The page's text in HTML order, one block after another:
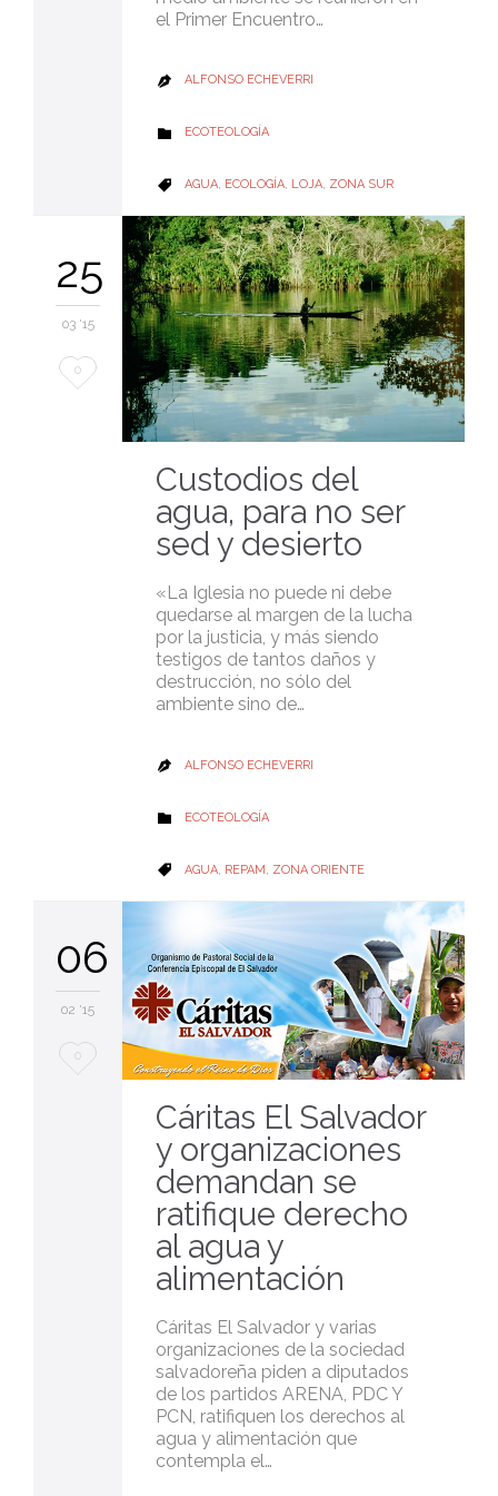
el Primer Encuentro…
 ALFONSO ECHEVERRI
 CATEGORY
ECOTEOLOGÍA
 CATEGORY
AGUA, ECOLOGÍA, LOJA, ZONA SUR
25
03 '15
Love
0
Custodios del
agua, para no ser
sed y desierto
«La Iglesia no puede ni debe
quedarse al margen de la lucha
por la justicia, y más siendo
testigos de tantos daños y
destrucción, no sólo del
ambiente sino de…
 ALFONSO ECHEVERRI
 CATEGORY
ECOTEOLOGÍA
 CATEGORY
AGUA, REPAM, ZONA ORIENTE
06
02 '15
Love
0
Cáritas El Salvador
y organizaciones
demandan se
ratifique derecho
al agua y
alimentación
Cáritas El Salvador y varias
organizaciones de la sociedad
salvadoreña piden a diputados
de los partidos ARENA, PDC Y
PCN, ratifiquen los derechos al
agua y alimentación que
contempla el…